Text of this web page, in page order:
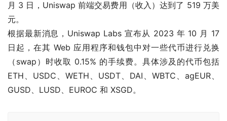
月 3 日，Uniswap 前端交易费用（收入）达到了 519 万美
元。
根据最新消息，Uniswap Labs 宣布从 2023 年 10 月 17
日起，在其 Web 应用程序和钱包中对一些代币进行兑换
（swap）时收取 0.15% 的手续费。具体涉及的代币包括
ETH、USDC、WETH、USDT、DAI、WBTC、agEUR、
GUSD、LUSD、EUROC 和 XSGD。